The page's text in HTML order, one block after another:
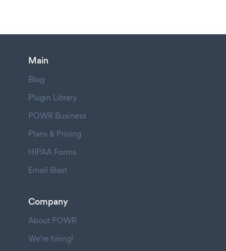
Main
Blog
Plugin Library
POWR Business
Plans & Pricing
HIPAA Forms
Email Blast
Company
About POWR
We're hiring!